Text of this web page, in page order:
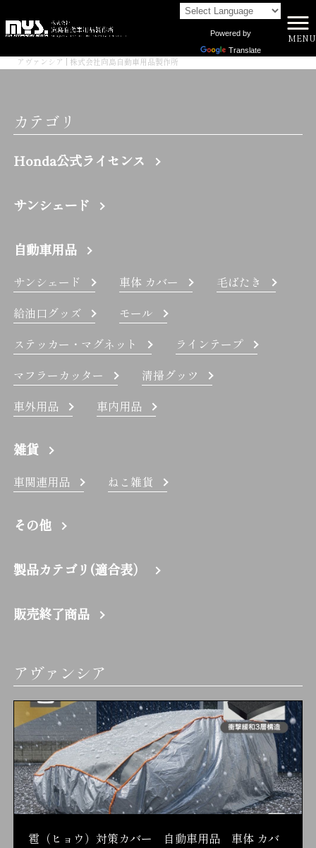
Powered by
Translate
MENU
アヴァンシア | 株式会社向島自動車用品製作所
カテゴリ
Honda公式ライセンス
サンシェード
自動車用品
サンシェード 車体 カバー
毛ばたき
給油口グッズ
モール
ステッカー・マグネット
ラインテープ
マフラーカッター
清掃グッツ
車外用品
車内用品
雑貨
車関連用品 ねこ雑貨
その他
製品カテゴリ(適合表）
販売終了商品
アヴァンシア
雹（ヒョウ）対策カバー 自動車用品 車体 カバ